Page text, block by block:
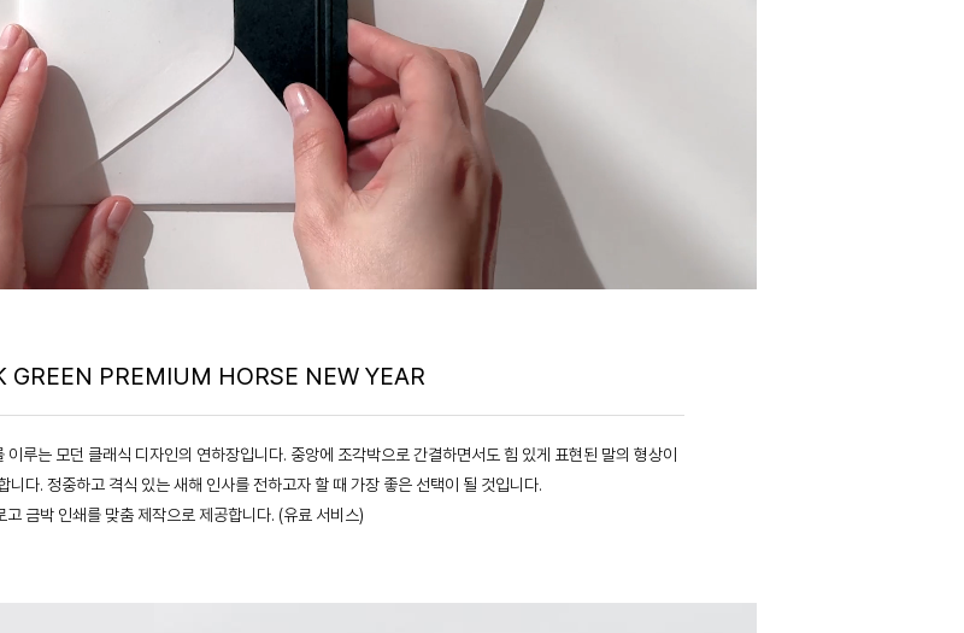
GREEN PREMIUM HORSE NEW YEAR
루는 모던 클래식 디자인의 연하장입니다. 중앙에 조각박으로 간결하면서도 힘 있게 표현된 말의 형상이
다. 정중하고 격식 있는 새해 인사를 전하고자 할 때 가장 좋은 선택이 될 것입니다.
고 금박 인쇄를 맞춤 제작으로 제공합니다. (유료 서비스)